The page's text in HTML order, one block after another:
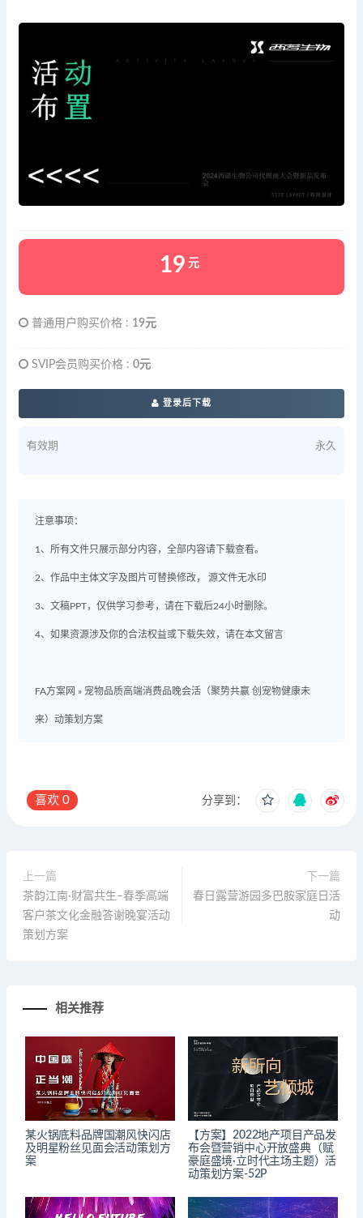
19 元
普通用户购买价格 : 19元
SVIP会员购买价格 : 0元
登录后下载
有效期 永久
注意事项：
1、所有文件只展示部分内容，全部内容请下载查看。
2、作品中主体文字及图片可替换修改， 源文件无水印
3、文稿PPT，仅供学习参考，请在下载后24小时删除。
4、如果资源涉及你的合法权益或下载失效，请在本文留言
FA方案网 » 宠物品质高端消费品晚会活（聚势共赢 创宠物健康未
来）动策划方案
喜欢 0 分享到：
上一篇
茶韵江南·财富共生–春季高端
客户茶文化金融答谢晚宴活动
策划方案
下一篇
春日露营游园多巴胺家庭日活
动
相关推荐
某火锅底料品牌国潮风快闪店
及明星粉丝见面会活动策划方
案
【方案】2022地产项目产品发
布会暨营销中心开放盛典（赋
豪庭盛境·立时代主场主题）活
动策划方案-52P